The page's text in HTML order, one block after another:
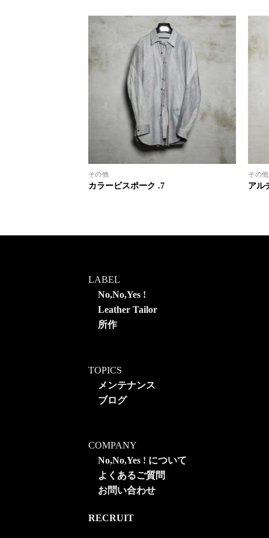
その他
カラービスポーク .7
その他
アル
LABEL
No,No,Yes !
Leather Tailor
所作
TOPICS
メンテナンス
ブログ
COMPANY
No,No,Yes ! について
よくあるご質問
お問い合わせ
RECRUIT